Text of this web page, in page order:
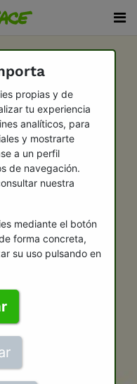
propias y de
tu experiencia
analíticos, para
y mostrarte
a un perfil
de navegación.
nuestra
mediante el botón
forma concreta,
su uso pulsando en